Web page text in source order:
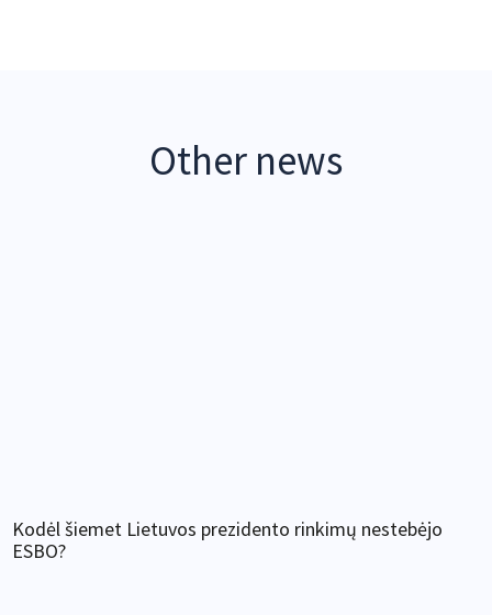
Other news
Kodėl šiemet Lietuvos prezidento rinkimų nestebėjo
ESBO?